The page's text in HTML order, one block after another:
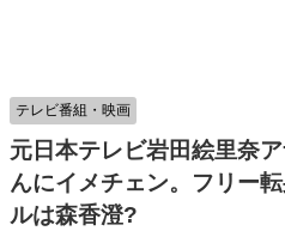
元日本テレビ岩田絵里奈
んにイメチェン。フリー
ルは森香澄?
テレビ番組・映画